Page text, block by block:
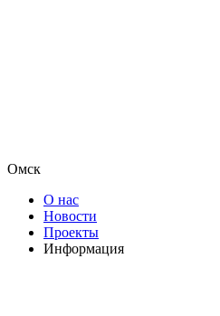
Омск
О нас
Новости
Проекты
Информация